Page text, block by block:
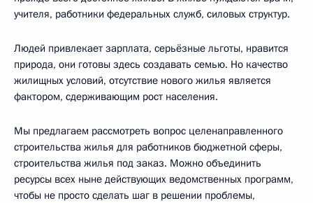
учителя, работники федеральных служб, силовых структур.
Людей привлекает зарплата, серьёзные льготы, нравится
природа, они готовы здесь создавать семью. Но качество
жилищных условий, отсутствие нового жилья является
фактором, сдерживающим рост населения.
Мы предлагаем рассмотреть вопрос целенаправленного
строительства жилья для работников бюджетной сферы,
строительства жилья под заказ. Можно объединить
ресурсы всех ныне действующих ведомственных программ,
чтобы не просто сделать шаг в решении проблемы,